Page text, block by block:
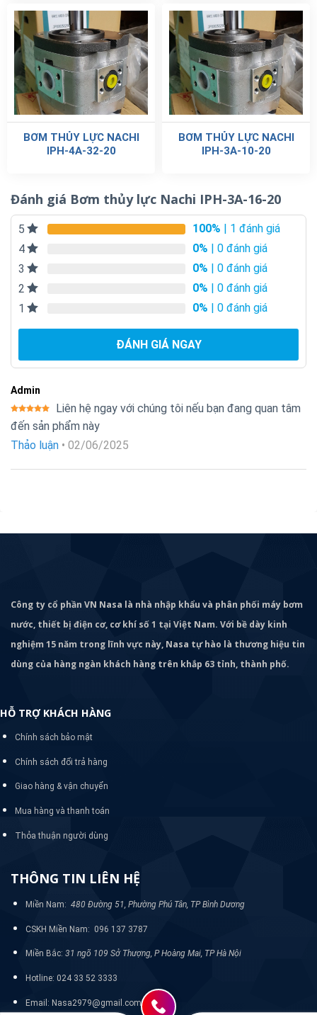
BƠM THỦY LỰC NACHI
IPH-4A-32-20
BƠM THỦY LỰC NACHI
IPH-3A-10-20
Đánh giá Bơm thủy lực Nachi IPH-3A-16-20
5 100% | 1 đánh giá
4
0% | 0 đánh giá
3
0% | 0 đánh giá
2
0% | 0 đánh giá
1
0% | 0 đánh giá
ĐÁNH GIÁ NGAY
Admin
Được xếp
hạng
55
Liên hệ ngay với chúng tôi nếu bạn đang quan tâm
đến sản phẩm này
Thảo luận • 02/06/2025
Công ty cổ phần VN Nasa là nhà nhập khẩu và phân phối máy bơm
nước, thiết bị điện cơ, cơ khí số 1 tại Việt Nam. Với bề dày kinh
nghiệm 15 năm trong lĩnh vực này, Nasa tự hào là thương hiệu tin
dùng của hàng ngàn khách hàng trên khắp 63 tỉnh, thành phố.
HỖ TRỢ KHÁCH HÀNG
Chính sách bảo mật
Chính sách đổi trả hàng
Giao hàng & vận chuyển
Mua hàng và thanh toán
Thỏa thuận người dùng
THÔNG TIN LIÊN HỆ
Miền Nam: 480 Đường 51, Phường Phú Tân, TP Bình Dương
CSKH Miền Nam: 096 137 3787
Miền Bắc: 31 ngõ 109 Sở Thượng, P Hoàng Mai, TP Hà Nội
Hotline: 024 33 52 3333
Email: Nasa2979@gmail.com